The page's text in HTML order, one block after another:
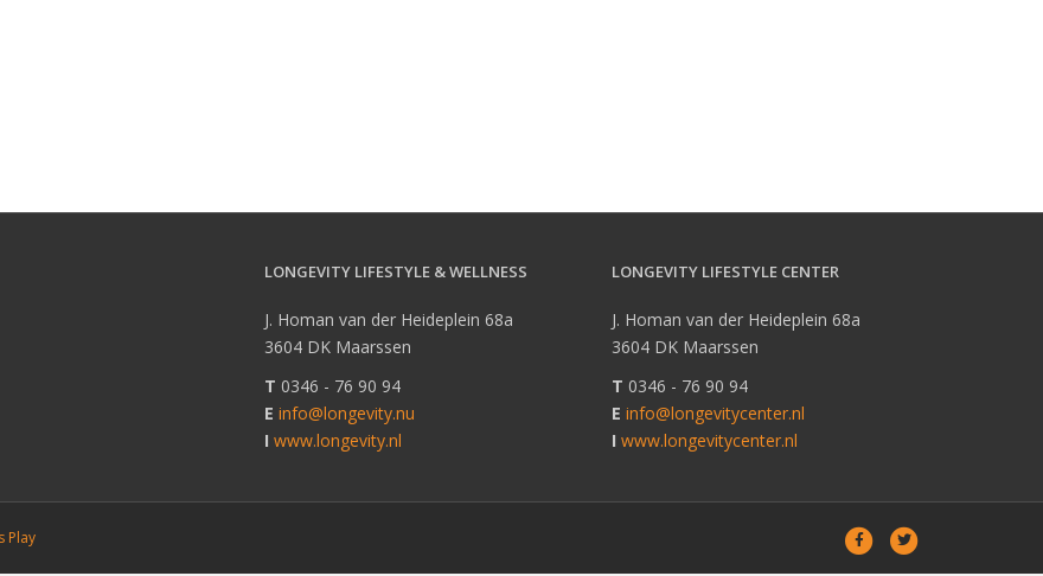
LONGEVITY LIFESTYLE & WELLNESS
J. Homan van der Heideplein 68a
3604 DK Maarssen
T 0346 - 76 90 94
E info@longevity.nu
I www.longevity.nl
LONGEVITY LIFESTYLE CENTER
J. Homan van der Heideplein 68a
3604 DK Maarssen
T 0346 - 76 90 94
E info@longevitycenter.nl
I www.longevitycenter.nl
Play